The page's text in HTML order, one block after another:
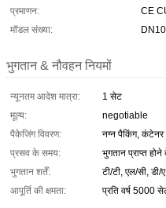
प्रमाणन:
CE
मॉडल संख्या:
भुगतान & नौवहन नियमों
न्यूनतम आदेश मात्रा:
1 सेट
मूल्य:
negotiable
पैकेजिंग विवरण:
नग्न पैकिंग, कंटेनर
प्रसव के समय:
भुगतान प्राप्त
भुगतान शर्तें:
टी/टी, एल/सी, डी/
आपूर्ति की क्षमता:
प्रति वर्ष 5000